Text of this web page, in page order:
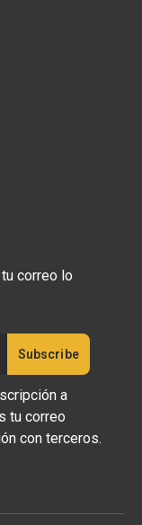
correo lo
a
tu correo
con terceros.